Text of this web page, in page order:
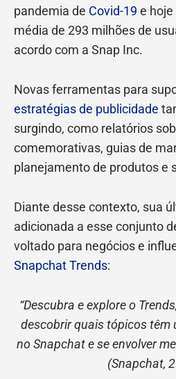
pandemia de Covid-19 e
média de 293 milhões de
acordo com a Snap Inc.
Novas ferramentas para
estratégias de publicidade
surgindo, como relatórios
comemorativas, guias de
planejamento de produtos e
Diante desse contexto, sua
adicionada a esse conjunto
voltado para negócios e
Snapchat Trends:
“Descubra e explore o
descobrir quais tópicos têm
no Snapchat e se envolver
(Snapchat,